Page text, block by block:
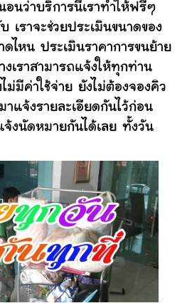
นว่าบริการนี้เราทำให้ฟรีๆ
เราจะช่วยประเมินขนาดของ
ดไหน ประเมินราคาการขนย้าย
งเราสามารถแจ้งให้ทุกท่าน
มีค่าใช้จ่าย ยังไม่ต้องจองคิว
าแจ้งรายละเอียดกันไว้ก่อน
จ้งนัดหมายกันได้เลย ทั้งวัน